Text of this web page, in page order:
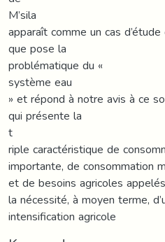
M’sila
apparaît comme un cas
que pose la
problématique du «
système eau
» et répond à notre avis à ce
qui présente la
t
riple caractéristique de
importante, de consommation
et de besoins agricoles
la nécessité, à moyen terme,
intensification agricole